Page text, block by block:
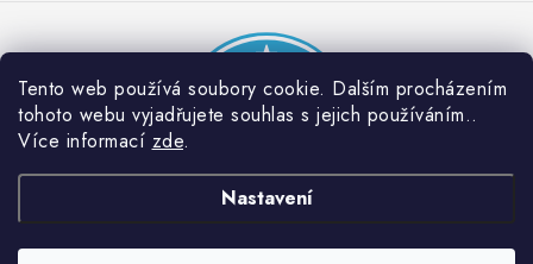
Tento web používá soubory cookie. Dalším procházením
tohoto webu vyjadřujete souhlas s jejich používáním..
Více informací zde.
Nastavení
Partner stránek: Super plecháček
Podmínky akce 2 + 1 zdarma